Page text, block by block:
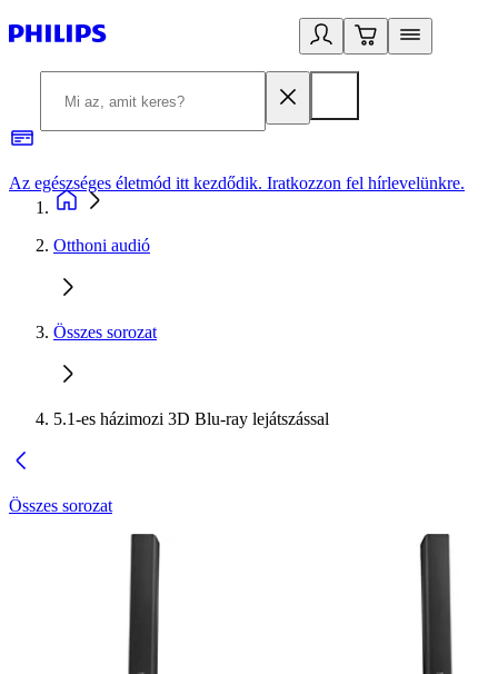
Az egészséges életmód itt kezdődik. Iratkozzon fel hírlevelünkre.
Otthoni audió
Összes sorozat
5.1-es házimozi 3D Blu-ray lejátszással
Összes sorozat